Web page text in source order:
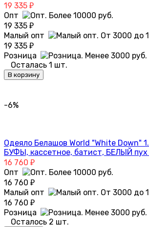
19 335 ₽
Опт
19 335 ₽
Малый опт
19 335 ₽
Розница
Осталась 1 шт.
В корзину
-6%
Одеяло Белашов World "White Down"
БУФЫ, кассетное, батист, БЕЛЫЙ пух
16 760 ₽
Опт
16 760 ₽
Малый опт
16 760 ₽
Розница
Осталось 2 шт.